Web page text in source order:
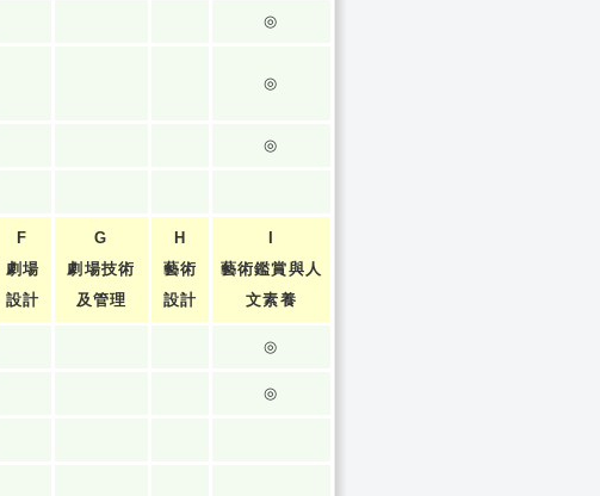
◎
◎
◎
F
劇場
設計
G
劇場技術
及管理
H
藝術
設計
藝術鑑賞與人
文素養
◎
◎